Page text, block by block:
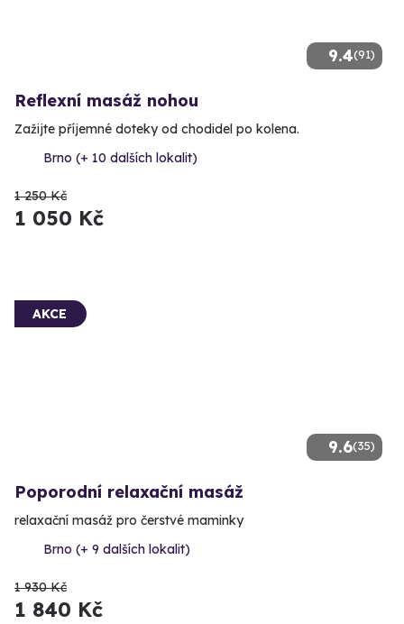
9.4(91)
Reflexní masáž nohou
Zažijte příjemné doteky od chodidel po kolena.
Brno (+ 10 dalších lokalit)
1 250 Kč
1 050 Kč
9.6(35)
AKCE
Poporodní relaxační masáž
relaxační masáž pro čerstvé maminky
Brno (+ 9 dalších lokalit)
1 930 Kč
1 840 Kč